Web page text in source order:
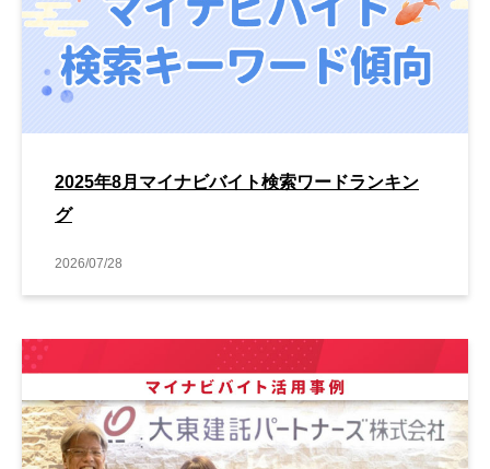
2025年8月マイナビバイト検索ワードランキン
グ
2026/07/28